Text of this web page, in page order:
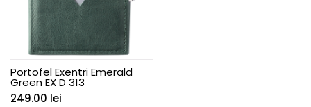
Portofel Exentri Emerald
Green EX D 313
249.00 lei